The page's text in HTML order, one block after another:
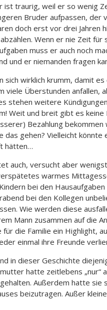
ist traurig, weil er so wenig
Bruder aufpassen, der
doch erst vor drei Jahren
Wenn er nie Zeit
muss er auch noch
und er niemanden fragen
sich wirklich krumm, damit
viele Überstunden anfallen,
stehen weitere
Weit und breit gibt es keine
Bezahlung bekommen
das gehen? Vielleicht
hätten…
auch, versucht aber
warmes
bei den
bei den Kollegen
Wie werden diese
Mann zusammen auf die
für die Familie ein Highlight,
einmal ihre Freunde
in dieser Geschichte
hatte zeitlebens „nur“
Außerdem hatte
beizutragen. Außer